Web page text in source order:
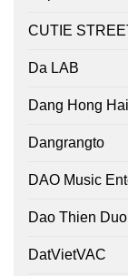
CUTIE
Da LAB
Dang Hong Hai
Dangrangto
DAO Music
Dao Thien
DatVietVAC